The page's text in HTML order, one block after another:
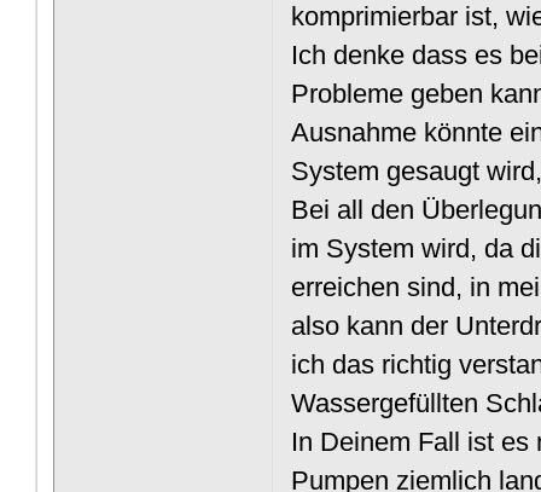
komprimierbar ist,
Ich denke dass es
Probleme geben
Ausnahme könnte
System gesaugt
Bei all den
im System wird, da
erreichen sind, in
also kann der
ich das richtig
Wassergefüllten
In Deinem Fall ist es
Pumpen ziemlich